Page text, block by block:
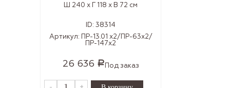
Ш 240 x Г 118 x В 72 см
ID: 38314
Артикул: ПР-13.01 х2/ПР-63х2/
ПР-147х2
26 636 Р Под заказ